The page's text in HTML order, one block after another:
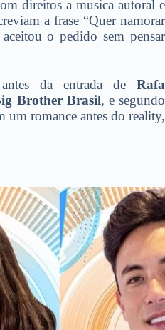
direitos a musica autoral e
a frase “Quer namorar
aceitou o pedido sem pensar
da entrada de Rafa
Brother Brasil, e segundo
um romance antes do reality,